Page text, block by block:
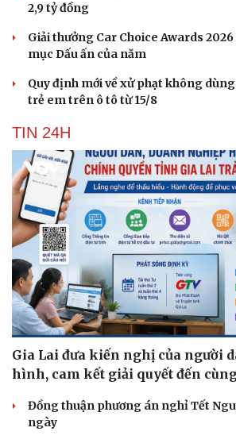
2,9 tỷ đồng
Giải thưởng Car Choice Awards
mục Dấu ấn của năm
Quy định mới về xử phạt không
trẻ em trên ô tô từ 15/8
TIN 24H
Gia Lai đưa kiến nghị của người
hình, cam kết giải quyết đến
Đồng thuận phương án nghỉ Tết
ngày